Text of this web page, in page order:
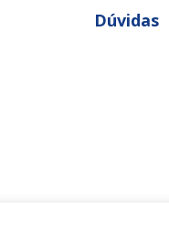
Dúvidas